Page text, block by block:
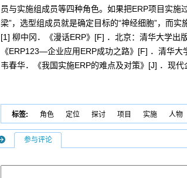
员与实施组成员等四种角色。如果把ERP项目实施
梁”，选型组成员就是确定目标的“神经细胞”，而
[1] 柳中冈．《漫话ERP》[F] ．北京：清华大学出
《ERP123—企业应用ERP成功之路》[F] ．清华
韦春华．《我国实施ERP的难点及对策》[J] ．现
标签: 角色 定位 探讨 项目 实施 人物
参与评论